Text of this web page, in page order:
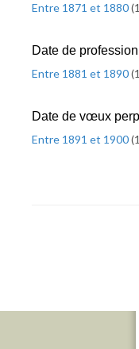
Entre 1871 et 1880(1
Date de profession
Entre 1881 et 1890(1
Date de vœux
Entre 1891 et 1900(1